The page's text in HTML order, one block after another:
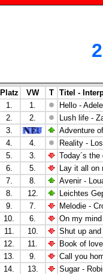
Platz
VW T Titel -
1.
1. Hello - Adele
2.
2. Lush life -
3.
Adventure
4.
4. Reality -
5.
3. Today´s
6.
5. Lay it all on
7.
8. Avenir -
8.
12. Leichtes
9.
7. Melodie -
10.
6. On my
11.
10. Shut up
12.
11. Book of
13.
9. Call you
14.
13. Sugar -